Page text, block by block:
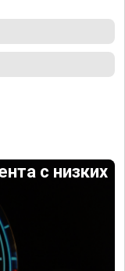
с низких